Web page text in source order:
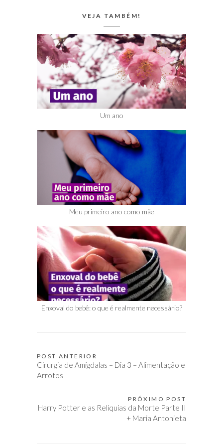
VEJA TAMBÉM!
Um ano
Meu primeiro ano como mãe
Enxoval do bebê: o que é realmente necessário?
Navegação
de
POST ANTERIOR
Cirurgia de Amígdalas – Dia 3 – Alimentação e
Arrotos
PRÓXIMO POST
Harry Potter e as Relíquias da Morte Parte II
+ Maria Antonieta